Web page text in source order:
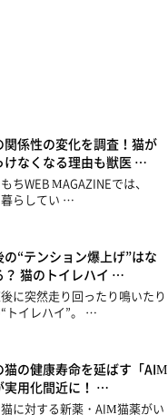
関係性の変化を調査！猫が
けなくなる理由も獣医 …
ちWEB MAGAZINEでは、
暮らしてい …
の“テンション爆上げ”はな
？ 猫のトイレハイ …
に突然走り回ったり鳴いたり
トイレハイ”。 …
猫の健康寿命を延ばす「AIM
実用化間近に！ …
に対する新薬・AIM猫薬がい